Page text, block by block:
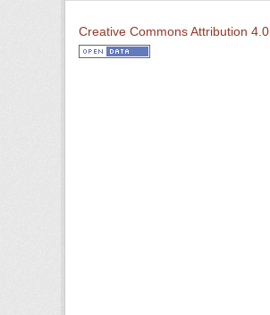
Creative Commons Attribution 4.0